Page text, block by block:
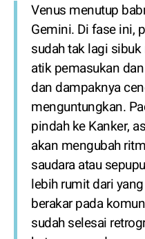
Venus menutup
Gemini. Di fase ini,
sudah tak lagi
atik pemasukan
dan dampaknya
menguntungkan.
pindah ke Kanker,
akan mengubah
saudara atau
lebih rumit dari
berakar pada
sudah selesai